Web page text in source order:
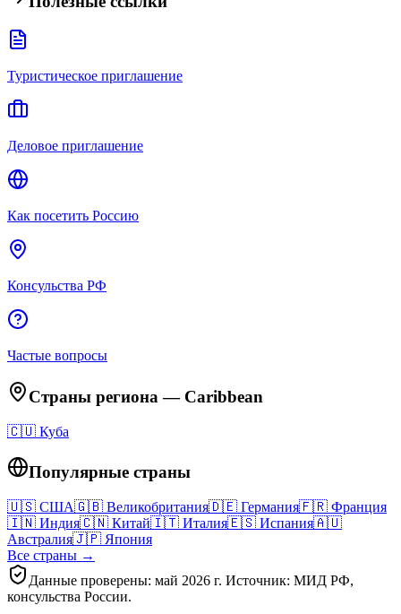
Туристическое приглашение
Деловое приглашение
Как посетить Россию
Консульства РФ
Частые вопросы
Страны региона — Caribbean
🇨🇺 Куба
Популярные страны
🇺🇸 США🇬🇧 Великобритания🇩🇪 Германия🇫🇷 Франция
🇮🇳 Индия🇨🇳 Китай🇮🇹 Италия🇪🇸 Испания🇦🇺
Австралия🇯🇵 Япония
Все страны →
Данные проверены: май 2026 г. Источник: МИД РФ,
консульства России.